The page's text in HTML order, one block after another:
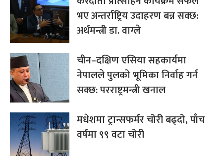
भए अन्तर्राष्ट्रिय उदाहरण बन्न सक्छ:
अर्थमन्त्री डा. वाग्ले
चीन–दक्षिण एसिया सहकार्यमा
नेपालले पुलको भूमिका निर्वाह गर्न
सक्छ: परराष्ट्रमन्त्री खनाल
मधेशमा ट्रान्सफर्मर चोरी बढ्दो, पाँच
वर्षमा ९९ वटा चोरी